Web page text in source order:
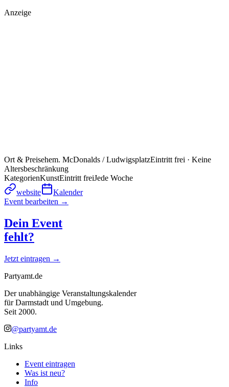
Anzeige
Ort & Preisehem. McDonalds / LudwigsplatzEintritt frei · Keine
Altersbeschränkung
KategorienKunstEintritt freiJede Woche
website
Kalender
Event bearbeiten →
Dein Event
fehlt?
Jetzt eintragen →
Partyamt.de
Der unabhängige Veranstaltungskalender
für Darmstadt und Umgebung.
Seit 2000.
@partyamt.de
Links
Event eintragen
Was ist neu?
Info